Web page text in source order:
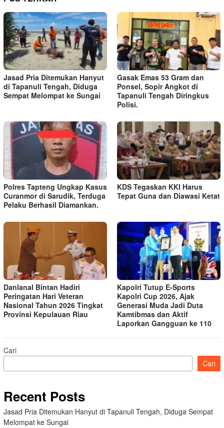
Jasad Pria Ditemukan Hanyut
di Tapanuli Tengah, Diduga
Sempat Melompat ke Sungai
Gasak Emas 53 Gram dan
Ponsel, Sopir Angkot di
Tapanuli Tengah Diringkus
Polisi.
Polres Tapteng Ungkap Kasus
Curanmor di Sarudik, Terduga
Pelaku Berhasil Diamankan.
KDS Tegaskan KKI Harus
Tepat Guna dan Diawasi Ketat
Danlanal Bintan Hadiri
Peringatan Hari Veteran
Nasional Tahun 2026 Tingkat
Provinsi Kepulauan Riau
Kapolri Tutup E-Sports
Kapolri Cup 2026, Ajak
Generasi Muda Jadi Duta
Kamtibmas dan Aktif
Laporkan Gangguan ke 110
Cari
Cari
Recent Posts
Jasad Pria Ditemukan Hanyut di Tapanuli Tengah, Diduga Sempat
Melompat ke Sungai